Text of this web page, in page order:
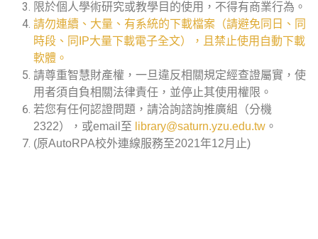
限於個人學術研究或教學目的使用，不得有商業行為。
請勿連續、大量、有系統的下載檔案（請避免同日、同
時段、同IP大量下載電子全文），且禁止使用自動下載
軟體。
請尊重智慧財產權，一旦違反相關規定經查證屬實，使
用者須自負相關法律責任，並停止其使用權限。
若您有任何認證問題，請洽詢諮詢推廣組（分機
2322），或email至 library@saturn.yzu.edu.tw 。
(原AutoRPA校外連線服務至2021年12月止)